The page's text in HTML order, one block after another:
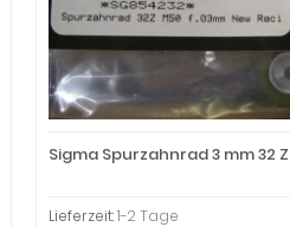
Sigma Spurzahnrad 3 mm 32
Lieferzeit:1-2 Tage